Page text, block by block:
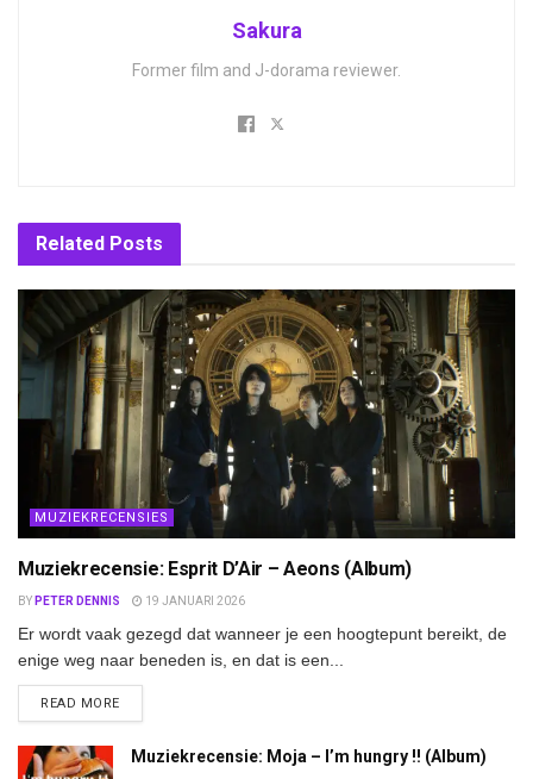
Sakura
Former film and J-dorama reviewer.
Related Posts
MUZIEKRECENSIES
Muziekrecensie: Esprit D’Air – Aeons (Album)
BY PETER DENNIS 19 JANUARI 2026
Er wordt vaak gezegd dat wanneer je een hoogtepunt bereikt, de
enige weg naar beneden is, en dat is een...
READ MOREDETAILS
Muziekrecensie: Moja – I’m hungry !! (Album)